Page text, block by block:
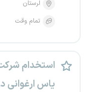
لرستان
تمام وقت
استخدام
یاس ارغوانی